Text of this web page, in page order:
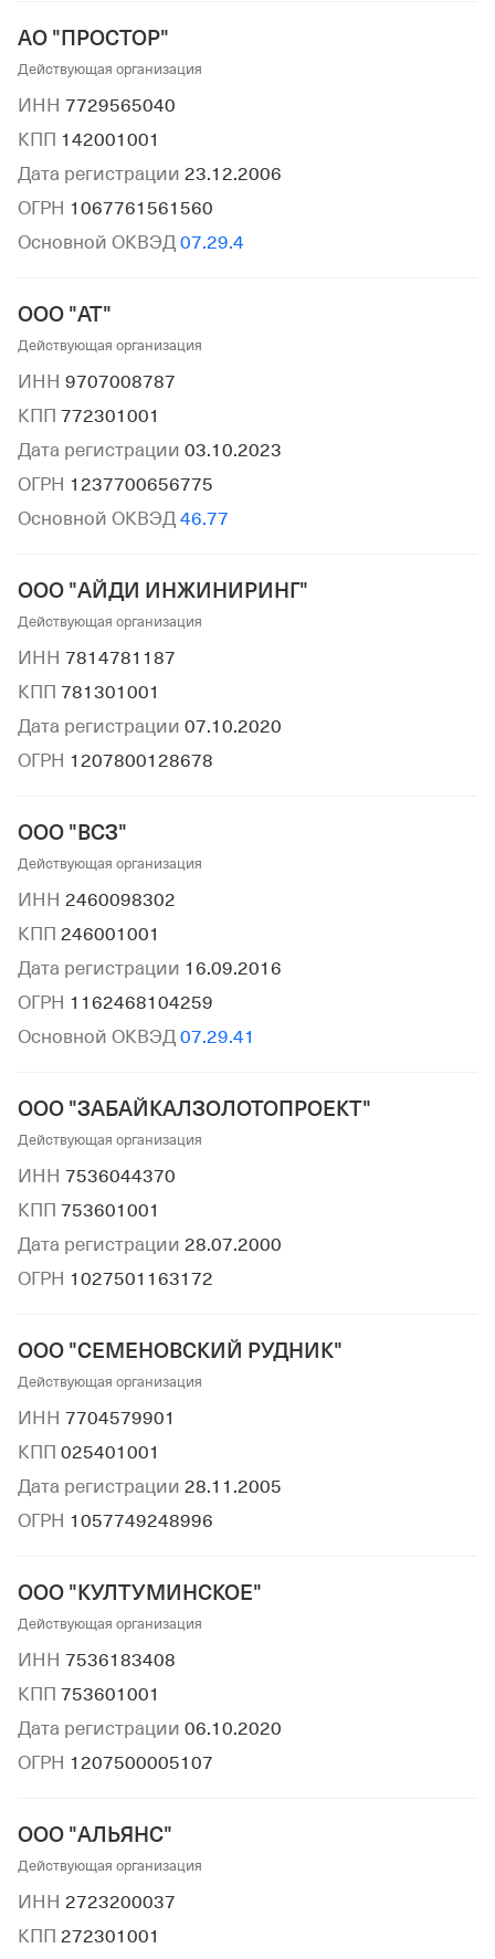
АО "ПРОСТОР"
Действующая организация
ИНН 7729565040
КПП 142001001
Дата регистрации 23.12.2006
ОГРН 1067761561560
Основной ОКВЭД 07.29.4
ООО "АТ"
Действующая организация
ИНН 9707008787
КПП 772301001
Дата регистрации 03.10.2023
ОГРН 1237700656775
Основной ОКВЭД 46.77
ООО "АЙДИ ИНЖИНИРИНГ"
Действующая организация
ИНН 7814781187
КПП 781301001
Дата регистрации 07.10.2020
ОГРН 1207800128678
ООО "ВСЗ"
Действующая организация
ИНН 2460098302
КПП 246001001
Дата регистрации 16.09.2016
ОГРН 1162468104259
Основной ОКВЭД 07.29.41
ООО "ЗАБАЙКАЛЗОЛОТОПРОЕКТ"
Действующая организация
ИНН 7536044370
КПП 753601001
Дата регистрации 28.07.2000
ОГРН 1027501163172
ООО "СЕМЕНОВСКИЙ РУДНИК"
Действующая организация
ИНН 7704579901
КПП 025401001
Дата регистрации 28.11.2005
ОГРН 1057749248996
ООО "КУЛТУМИНСКОЕ"
Действующая организация
ИНН 7536183408
КПП 753601001
Дата регистрации 06.10.2020
ОГРН 1207500005107
ООО "АЛЬЯНС"
Действующая организация
ИНН 2723200037
КПП 272301001